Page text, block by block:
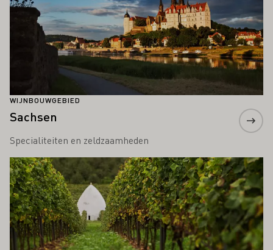
WIJNBOUWGEBIED
Sachsen
Specialiteiten en zeldzaamheden
Meer informatie